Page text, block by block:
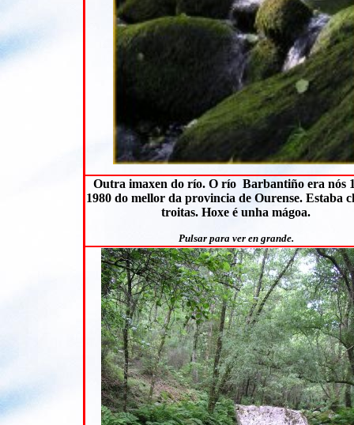
Outra imaxen do río. O río Barbantiño era nós
1980 do mellor da provincia de Ourense. Estaba
troitas. Hoxe é unha mágoa.
Pulsar para ver en grande.